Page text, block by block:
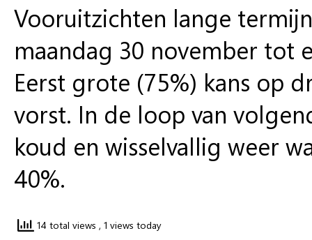
Vooruitzichten lange termijn
maandag 30 november tot
Eerst grote (75%) kans op
vorst. In de loop van
koud en wisselvallig weer
40%.
14 total views , 1 views today